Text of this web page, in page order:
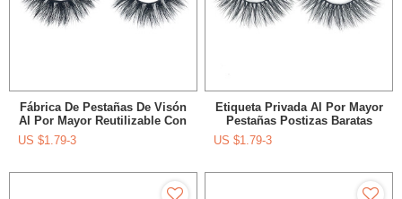
Fábrica De Pestañas De Visón
Al Por Mayor Reutilizable Con
Mejores Ventas Para La Venta
US $1.79-3
Etiqueta Privada Al Por Mayor
Pestañas Postizas Baratas
Hechas A Mano Pestañas De
Visón 3D A Granel
US $1.79-3